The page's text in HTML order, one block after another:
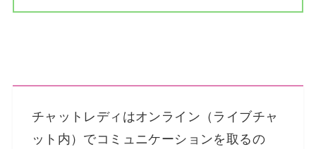
チャットレディはオンライン（ライブチャ
ット内）でコミュニケーションを取るの